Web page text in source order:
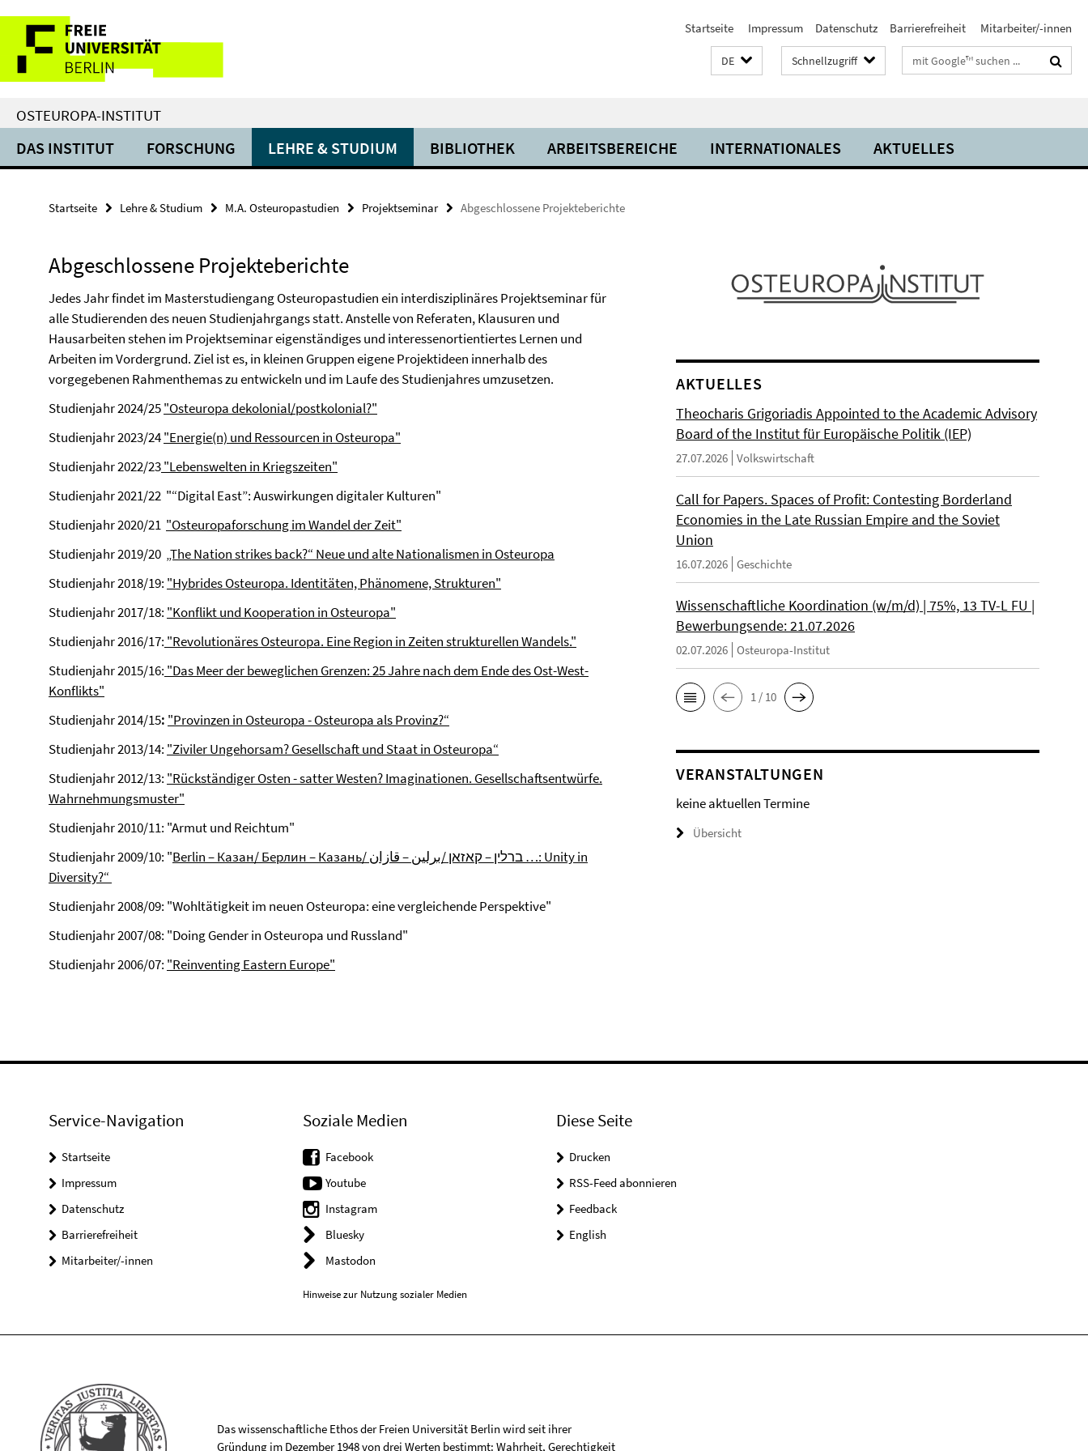
direkt
Inhalt
Service-
Navigation
Startseite Impressum Datenschutz Barrierefreiheit Mitarbeiter/-innen
DE Schnellzugriff Suchbegriffe
OSTEUROPA-INSTITUT
DAS INSTITUT FORSCHUNG LEHRE & STUDIUM BIBLIOTHEK ARBEITSBEREICHE INTERNATIONALES AKTUELLES
Startseite Lehre & Studium M.A. Osteuropastudien Projektseminar Abgeschlossene Projekteberichte
Abgeschlossene Projekteberichte
Jedes Jahr findet im Masterstudiengang Osteuropastudien ein interdisziplinäres Projektseminar für
alle Studierenden des neuen Studienjahrgangs statt. Anstelle von Referaten, Klausuren und
Hausarbeiten stehen im Projektseminareigenständigesund interessenortientiertes Lernen und
Arbeiten im Vordergrund. Ziel ist es, in kleinen Gruppen eigene Projektideen innerhalb des
vorgegebenen Rahmenthemas zu entwickeln und im Laufe des Studienjahres umzusetzen.
Studienjahr 2024/25"Osteuropa dekolonial/postkolonial?"
Studienjahr 2023/24"Energie(n) und Ressourcen in Osteuropa"
Studienjahr 2022/23"Lebenswelten in Kriegszeiten"
Studienjahr 2021/22 "“Digital East”: Auswirkungen digitaler Kulturen"
Studienjahr 2020/21 "Osteuropaforschung im Wandel der Zeit"
Studienjahr 2019/20 „The Nation strikes back?“ Neue und alte Nationalismen in Osteuropa
Studienjahr 2018/19: "Hybrides Osteuropa. Identitäten, Phänomene, Strukturen"
Studienjahr 2017/18: "Konflikt und Kooperation in Osteuropa"
Studienjahr 2016/17: "Revolutionäres Osteuropa. Eine Region in Zeiten strukturellen Wandels."
Studienjahr 2015/16: "Das Meer der beweglichen Grenzen: 25 Jahre nach dem Ende des Ost-West-
Konflikts"
Studienjahr 2014/15: "Provinzen in Osteuropa - Osteuropa als Provinz?“
Studienjahr 2013/14: "Ziviler Ungehorsam? Gesellschaft und Staat in Osteuropa“
Studienjahr 2012/13: "Rückständiger Osten - satter Westen? Imaginationen. Gesellschaftsentwürfe.
Wahrnehmungsmuster"
Studienjahr 2010/11: "Armut und Reichtum"
Studienjahr 2009/10: "Berlin – Казан/ Берлин – Казань/ ברלין – קאזאן /برلين – قازان …: Unity in
Diversity?“
Studienjahr 2008/09: "Wohltätigkeit im neuen Osteuropa: eine vergleichende Perspektive"
Studienjahr 2007/08: "Doing Gender in Osteuropa und Russland"
Studienjahr 2006/07: "Reinventing Eastern Europe"
AKTUELLES
Theocharis Grigoriadis Appointed to the Academic Advisory
Board of the Institut für Europäische Politik (IEP)
27.07.2026 Volkswirtschaft
Call for Papers. Spaces of Profit: Contesting Borderland
Economies in the Late Russian Empire and the Soviet
Union
16.07.2026 Geschichte
Wissenschaftliche Koordination (w/m/d) | 75%, 13 TV-L FU |
Bewerbungsende: 21.07.2026
02.07.2026 Osteuropa-Institut
1 / 10
VERANSTALTUNGEN
keine aktuellen Termine
Übersicht
Service-Navigation
Startseite
Impressum
Datenschutz
Barrierefreiheit
Mitarbeiter/-innen
Soziale Medien
Facebook
Youtube
Instagram
Bluesky
Mastodon
Hinweise zur Nutzung sozialer Medien
Diese Seite
Drucken
RSS-Feed abonnieren
Feedback
English
Das wissenschaftliche Ethos der Freien Universität Berlin wird seit ihrer
Gründung im Dezember 1948 von drei Werten bestimmt: Wahrheit, Gerechtigkeit